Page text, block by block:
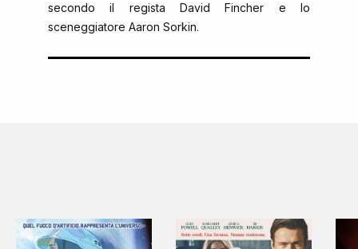
secondo il regista David Fincher e lo
sceneggiatore Aaron Sorkin.